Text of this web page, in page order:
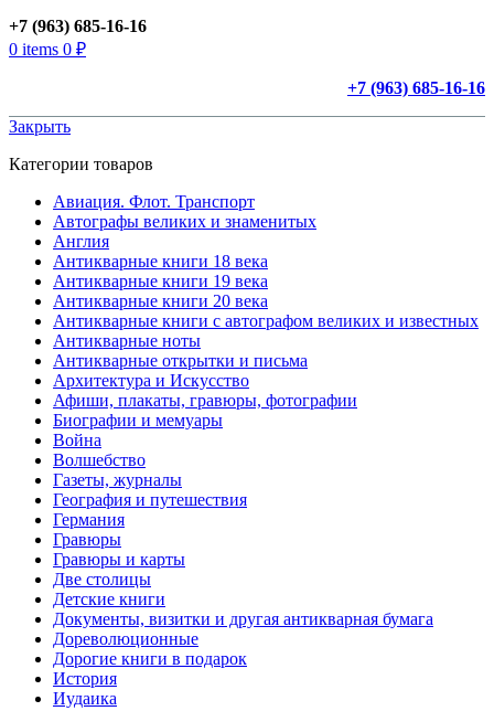
+7 (963) 685-16-16
0 items 0 ₽
+7 (963) 685-16-16
Закрыть
Категории товаров
Авиация. Флот. Транспорт
Автографы великих и знаменитых
Англия
Антикварные книги 18 века
Антикварные книги 19 века
Антикварные книги 20 века
Антикварные книги с автографом великих и известных
Антикварные ноты
Антикварные открытки и письма
Архитектура и Искусство
Афиши, плакаты, гравюры, фотографии
Биографии и мемуары
Война
Волшебство
Газеты, журналы
География и путешествия
Германия
Гравюры
Гравюры и карты
Две столицы
Детские книги
Документы, визитки и другая антикварная бумага
Дореволюционные
Дорогие книги в подарок
История
Иудаика